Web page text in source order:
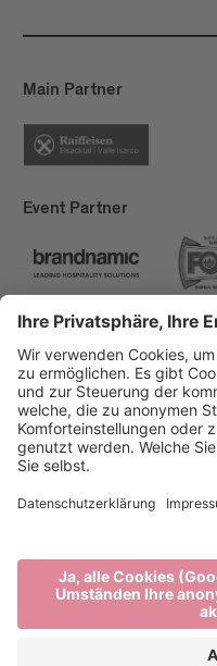
Main Partner
Event Partner
Brixen Tourismus
Privacy
Impressum
produced by